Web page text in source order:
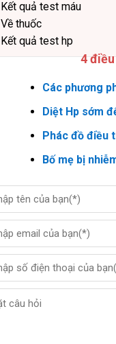
Kết quả test máu
Về thuốc
Kết quả test hp
4
Các phương
Diệt Hp sớm
Phác đồ điều
Bố mẹ bị